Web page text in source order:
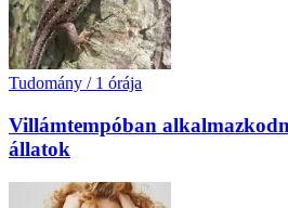
Tudomány / 1 órája
Villámtempóban
állatok